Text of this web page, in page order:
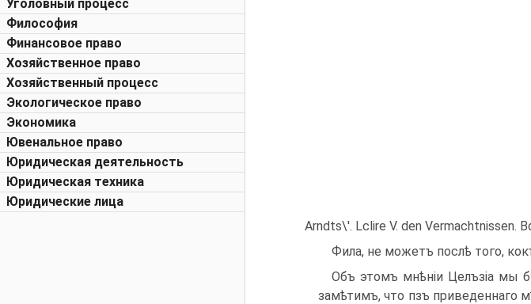
Уголовный процесс
Философия
Финансовое право
Хозяйственное право
Хозяйственный процесс
Экологическое право
Экономика
Ювенальное право
Юридическая деятельность
Юридическая техника
Юридические лица
Arndts\'. Lclire V. den Vermachtnissen.
Фила, не можетъ послѣ того,
Объ этомъ мнѣніи Целъзіа мы
замѣтимъ, что пзъ приведен­наго